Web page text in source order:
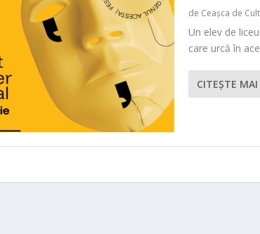
de Ceașca de
Un elev de
care urcă în
CITEŞTE